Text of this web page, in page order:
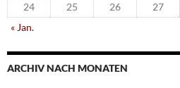
24
25 26 27
« Jan.
ARCHIV NACH MONATEN